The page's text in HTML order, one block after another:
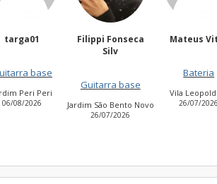
Filippi Fonseca
São Bento Novo
Mateus Vitor
Vila Leopoldina
26/07/2026
Anailuj
Vocalista
Jardim
Leste)